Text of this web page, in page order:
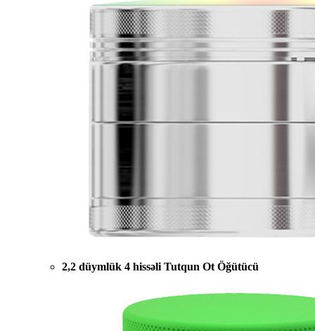
2,2 düymlük 4 hissəli Tutqun Ot Öğütücü